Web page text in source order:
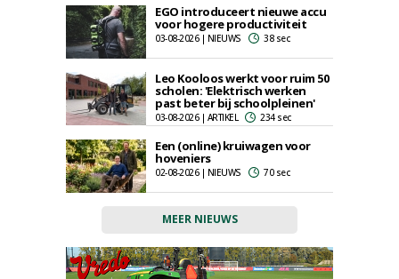
EGO introduceert nieuwe accu
voor hogere productiviteit
03-08-2026 | NIEUWS 38 sec
Leo Kooloos werkt voor ruim 50
scholen: 'Elektrisch werken
past beter bij schoolpleinen'
03-08-2026 | ARTIKEL 234 sec
Een (online) kruiwagen voor
hoveniers
02-08-2026 | NIEUWS 70 sec
MEER NIEUWS